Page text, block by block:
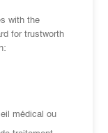
with the
for trustworth
médical ou